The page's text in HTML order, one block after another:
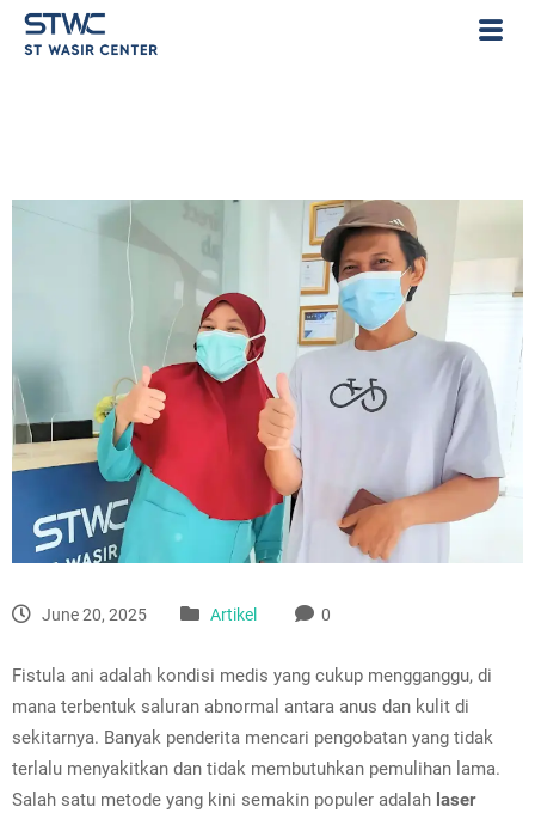
June 20, 2025 Artikel 0
Fistula ani adalah kondisi medis yang cukup mengganggu, di
mana terbentuk saluran abnormal antara anus dan kulit di
sekitarnya. Banyak penderita mencari pengobatan yang tidak
terlalu menyakitkan dan tidak membutuhkan pemulihan lama.
Salah satu metode yang kini semakin populer adalah laser